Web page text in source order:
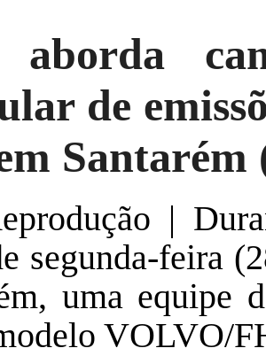
aborda
de
Santarém
|
segunda-feira
uma equipe
VOLVO/